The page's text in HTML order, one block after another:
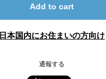
Add to cart
日本国内にお住まいの方向け
通報する